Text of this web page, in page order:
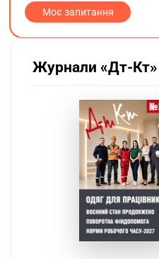
Моє запитання
Журнали «Дт-Кт»